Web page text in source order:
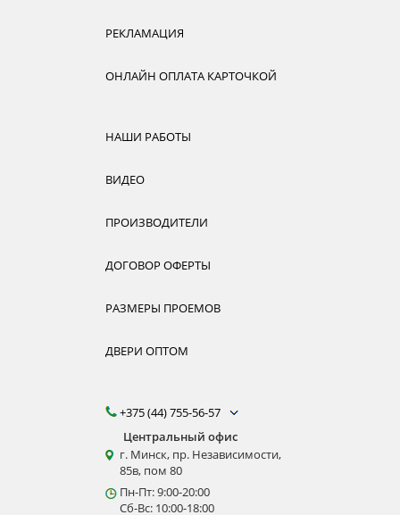
РЕКЛАМАЦИЯ
ОНЛАЙН ОПЛАТА КАРТОЧКОЙ
НАШИ РАБОТЫ
ВИДЕО
ПРОИЗВОДИТЕЛИ
ДОГОВОР ОФЕРТЫ
РАЗМЕРЫ ПРОЕМОВ
ДВЕРИ ОПТОМ
+375 (44) 755-56-57
Центральный офис
г. Минск, пр. Независимости,
85в, пом 80
Пн-Пт: 9:00-20:00
Сб-Вс: 10:00-18:00